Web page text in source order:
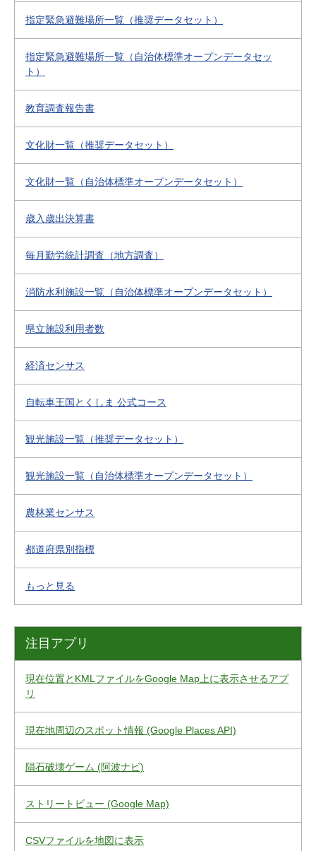
指定緊急避難場所一覧（推奨データセット）
指定緊急避難場所一覧（自治体標準オープンデータセッ
ト）
教育調査報告書
文化財一覧（推奨データセット）
文化財一覧（自治体標準オープンデータセット）
歳入歳出決算書
毎月勤労統計調査（地方調査）
消防水利施設一覧（自治体標準オープンデータセット）
県立施設利用者数
経済センサス
自転車王国とくしま 公式コース
観光施設一覧（推奨データセット）
観光施設一覧（自治体標準オープンデータセット）
農林業センサス
都道府県別指標
もっと見る
注目アプリ
現在位置とKMLファイルをGoogle Map上に表示させるアプ
リ
現在地周辺のスポット情報 (Google Places API)
隕石破壊ゲーム (阿波ナビ)
ストリートビュー (Google Map)
CSVファイルを地図に表示